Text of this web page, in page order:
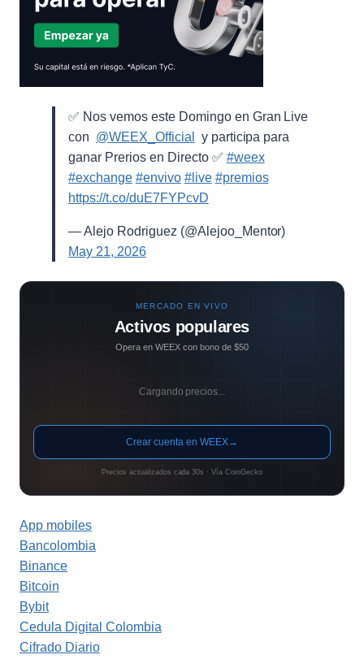
✅ Nos vemos este Domingo en Gran Live
con ⁨ @WEEX_Official
⁩ y participa para
ganar Prerios en Directo ✅ #weex
#exchange #envivo #live #premios
https://t.co/duE7FYPcvD
— Alejo Rodriguez (@Alejoo_Mentor)
May 21, 2026
MERCADO EN VIVO
Activos populares
Opera en WEEX con bono de $50
Cargando precios...
Crear cuenta en WEEX→
Precios actualizados cada 30s · Vía CoinGecko
App mobiles
Bancolombia
Binance
Bitcoin
Bybit
Cedula Digital Colombia
Cifrado Diario